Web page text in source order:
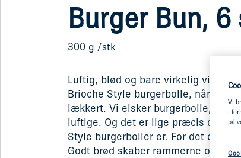
Burger Bun, 6
300 g /stk
Luftig, blød og bare virkelig virkelig
Brioche Style burgerbolle, når det
lækkert. Vi elsker burgerbolle, når
luftige. Og det er lige præcis det,
Style burgerboller er. For det er
Godt brød skaber rammerne om den
Vi
i
på